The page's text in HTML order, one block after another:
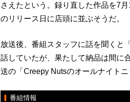
さえたという。録り直した作品を7
のリリース日に店頭に並ぶそうだ。
放送後、番組スタッフに話を聞くと
話していたが、果たして納品は間に
送の「Creepy Nutsのオールナイト
番組情報